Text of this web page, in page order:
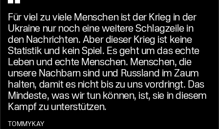
Für viel zu viele Menschen ist der Krieg in der
Ukraine nur noch eine weitere Schlagzeile in
den Nachrichten. Aber dieser Krieg ist keine
Statistik und kein Spiel. Es geht um das echte
Leben und echte Menschen. Menschen, die
unsere Nachbarn sind und Russland im Zaum
halten, damit es nicht bis zu uns vordringt. Das
Mindeste, was wir tun können, ist, sie in diesem
Kampf zu unterstützen.
TOMMYKAY